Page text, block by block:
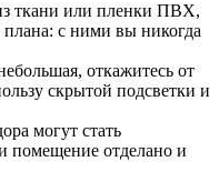
ткани или пленки ПВХ,
плана: с ними вы никогда
откажитесь от
скрытой подсветки и
могут стать
отделано и